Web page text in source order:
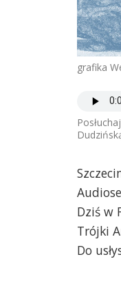
grafika
Dziś w
Trójki
Do